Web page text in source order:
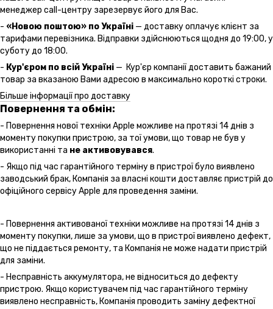
менеджер call-центру зарезервує його для Вас.
- «Новою поштою» по Україні — доставку оплачує клієнт за
тарифами перевізника. Відправки здійснюються щодня до 19:00, у
суботу до 18:00.
- Кур'єром по всій Україні — Кур'єр компанії доставить бажаний
товар за вказаною Вами адресою в максимально короткі строки.
Більше інформації про доставку
Повернення та обмін:
- Повернення нової техніки Apple можливе на протязі 14 днів з
моменту покупки пристрою, за тої умови, що товар не був у
використанні та не активовувався.
- Якщо під час гарантійного терміну в пристрої було виявлено
заводський брак, Компанія за власні кошти доставляє пристрій до
офіційного сервісу Apple для проведення заміни.
- Повернення активованої техніки можливе на протязі 14 днів з
моменту покупки, лише за умови, що в пристрої виявлено дефект,
що не піддається ремонту, та Компанія не може надати пристрій
для заміни.
- Несправність аккумулятора, не відноситься до дефекту
пристрою. Якщо користувачем під час гарантійного терміну
виявлено несправність, Компанія проводить заміну дефектної